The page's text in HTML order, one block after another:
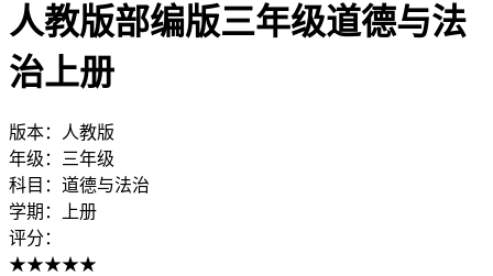
人教版部编版三年级道德与法
治上册
版本：
人教版
年级：
三年级
科目： 道德与法治
学期：
上册
评分：
★★★★★